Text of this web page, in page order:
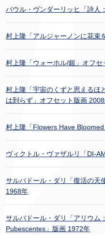
パウル・ヴンダーリッヒ「詩人
村上隆「アルジャーノンに花束
村上隆「ウォーホル/銀」オフ
村上隆「宇宙のくずと思えるほ
は到らず」オフセット版画
村上隆「Flowers Have
ヴィクトル・ヴァザルリ「DI-
サルバドール・ダリ「復活の天
1968年
サルバドール・ダリ「アリウム
Pubescentes」版画 1972年